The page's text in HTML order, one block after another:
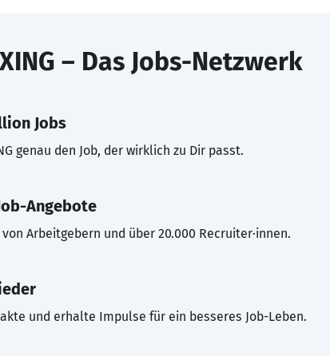
XING – Das Jobs-Netzwerk
Jobs
genau den Job, der wirklich zu Dir passt.
Angebote
Arbeitgebern und über 20.000 Recruiter·innen.
und erhalte Impulse für ein besseres Job-Leben.